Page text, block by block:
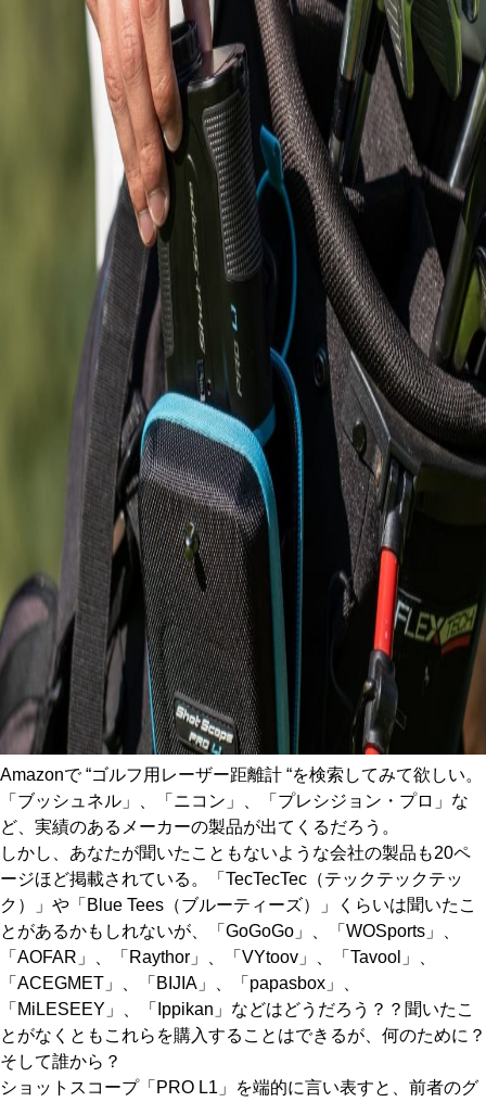
Amazonで “ゴルフ用レーザー距離計 “を検索してみて欲しい。
「ブッシュネル」、「ニコン」、「プレシジョン・プロ」な
ど、実績のあるメーカーの製品が出てくるだろう。
しかし、あなたが聞いたこともないような会社の製品も20ペ
ージほど掲載されている。「TecTecTec（テックテックテッ
ク）」や「Blue Tees（ブルーティーズ）」くらいは聞いたこ
とがあるかもしれないが、「GoGoGo」、「WOSports」、
「AOFAR」、「Raythor」、「VYtoov」、「Tavool」、
「ACEGMET」、「BIJIA」、「papasbox」、
「MiLESEEY」、「Ippikan」などはどうだろう？？聞いたこ
とがなくともこれらを購入することはできるが、何のために？
そして誰から？
ショットスコープ「PRO L1」を端的に言い表すと、前者のグ